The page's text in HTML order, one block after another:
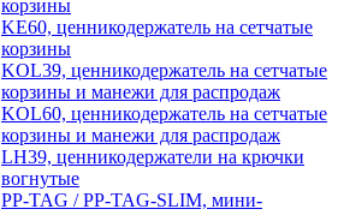
корзины
KE60, ценникодержатель на сетчатые
корзины
KOL39, ценникодержатель на сетчатые
корзины и манежи для распродаж
KOL60, ценникодержатель на сетчатые
корзины и манежи для распродаж
LH39, ценникодержатели на крючки
вогнутые
PP-TAG / PP-TAG-SLIM, мини-